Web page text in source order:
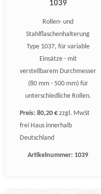
1039
Rollen- und
Stahlflaschenhalterung
Type 1037, für variable
Einsätze - mit
verstellbarem Durchmesser
(80 mm - 500 mm) für
unterschiedliche Rollen.
Preis: 80,20 € zzgl. MwSt
frei Haus innerhalb
Deutschland
Artikelnummer: 1039